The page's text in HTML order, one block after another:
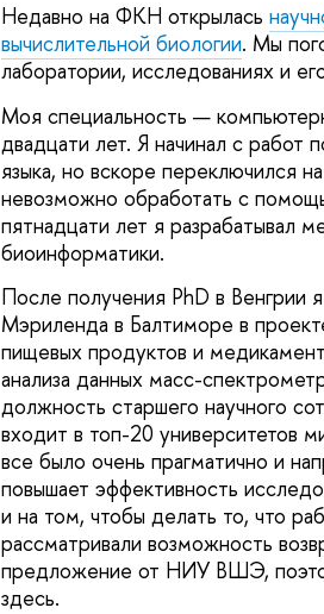
Недавно на ФКН открылась
вычислительной биологии. Мы
лаборатории, исследованиях и
Моя специальность —
двадцати лет. Я начинал с работ
языка, но вскоре переключился
невозможно обработать с
пятнадцати лет я разрабатывал
биоинформатики.
После получения PhD в Венгрии
Мэриленда в Балтиморе в
пищевых продуктов и
анализа данных масс-
должность старшего научного
входит в топ-20 университетов
все было очень прагматично и
повышает эффективность
и на том, чтобы делать то, что
рассматривали возможность
предложение от НИУ ВШЭ,
здесь.